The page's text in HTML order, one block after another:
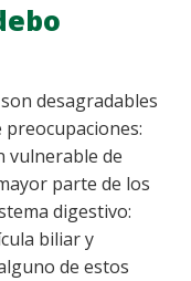
desagradables
preocupaciones:
vulnerable de
parte de los
digestivo:
biliar y
de estos